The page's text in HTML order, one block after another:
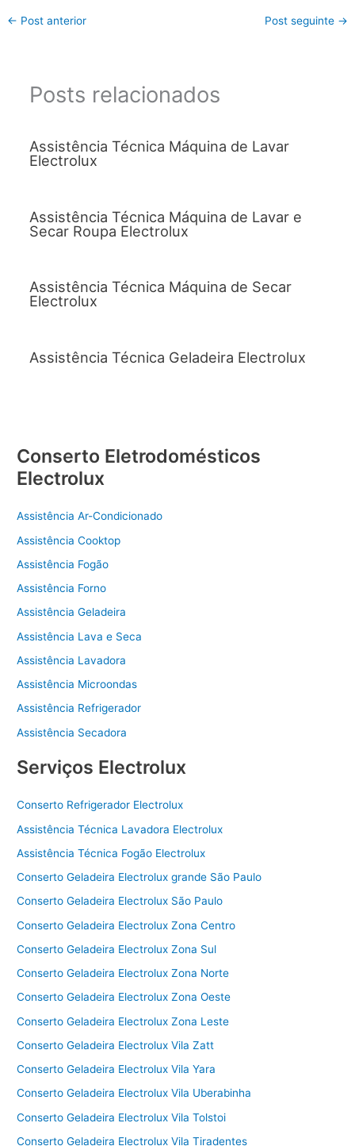
← Post anterior Post seguinte →
Posts relacionados
Assistência Técnica Máquina de Lavar
Electrolux
Assistência Técnica Máquina de Lavar e
Secar Roupa Electrolux
Assistência Técnica Máquina de Secar
Electrolux
Assistência Técnica Geladeira Electrolux
Conserto Eletrodomésticos
Electrolux
Assistência Ar-Condicionado
Assistência Cooktop
Assistência Fogão
Assistência Forno
Assistência Geladeira
Assistência Lava e Seca
Assistência Lavadora
Assistência Microondas
Assistência Refrigerador
Assistência Secadora
Serviços Electrolux
Conserto Refrigerador Electrolux
Assistência Técnica Lavadora Electrolux
Assistência Técnica Fogão Electrolux
Conserto Geladeira Electrolux grande São Paulo
Conserto Geladeira Electrolux São Paulo
Conserto Geladeira Electrolux Zona Centro
Conserto Geladeira Electrolux Zona Sul
Conserto Geladeira Electrolux Zona Norte
Conserto Geladeira Electrolux Zona Oeste
Conserto Geladeira Electrolux Zona Leste
Conserto Geladeira Electrolux Vila Zatt
Conserto Geladeira Electrolux Vila Yara
Conserto Geladeira Electrolux Vila Uberabinha
Conserto Geladeira Electrolux Vila Tolstoi
Conserto Geladeira Electrolux Vila Tiradentes